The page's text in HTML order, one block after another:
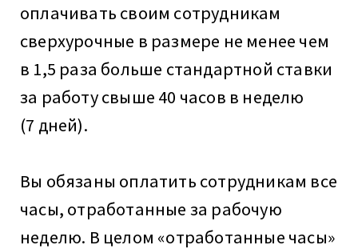
оплачивать своим сотрудникам
сверхурочные в размере не менее чем
в 1,5 раза больше стандартной ставки
за работу свыше 40 часов в неделю
(7 дней).
Вы обязаны оплатить сотрудникам все
часы, отработанные за рабочую
неделю. В целом «отработанные часы»